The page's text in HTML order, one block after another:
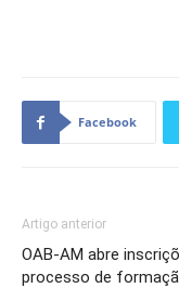
Facebook
Artigo anterior
OAB-AM abre
processo de